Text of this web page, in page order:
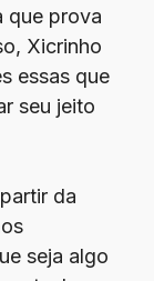
que prova
Xicrinho
essas que
seu jeito
da
seja algo